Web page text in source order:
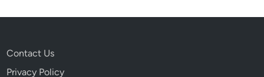
Contact Us
Privacy Policy